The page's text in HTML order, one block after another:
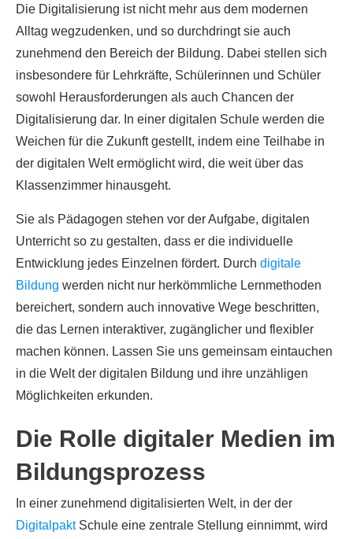
Die Digitalisierung ist nicht mehr aus dem modernen
Alltag wegzudenken, und so durchdringt sie auch
zunehmend den Bereich der Bildung. Dabei stellen sich
insbesondere für Lehrkräfte, Schülerinnen und Schüler
sowohl Herausforderungen als auch Chancen der
Digitalisierung dar. In einer digitalen Schule werden die
Weichen für die Zukunft gestellt, indem eine Teilhabe in
der digitalen Welt ermöglicht wird, die weit über das
Klassenzimmer hinausgeht.
Sie als Pädagogen stehen vor der Aufgabe, digitalen
Unterricht so zu gestalten, dass er die individuelle
Entwicklung jedes Einzelnen fördert. Durch digitale
Bildung werden nicht nur herkömmliche Lernmethoden
bereichert, sondern auch innovative Wege beschritten,
die das Lernen interaktiver, zugänglicher und flexibler
machen können. Lassen Sie uns gemeinsam eintauchen
in die Welt der digitalen Bildung und ihre unzähligen
Möglichkeiten erkunden.
Die Rolle digitaler Medien im
Bildungsprozess
In einer zunehmend digitalisierten Welt, in der der
DigitalpaktSchule eine zentrale Stellung einnimmt, wird